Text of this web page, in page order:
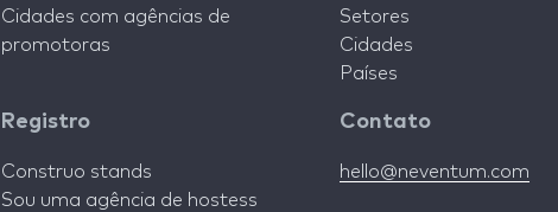
Cidades com agências de
promotoras
Setores
Cidades
Países
Registro
Construo stands
Sou uma agência de hostess
Contato
hello@neventum.com